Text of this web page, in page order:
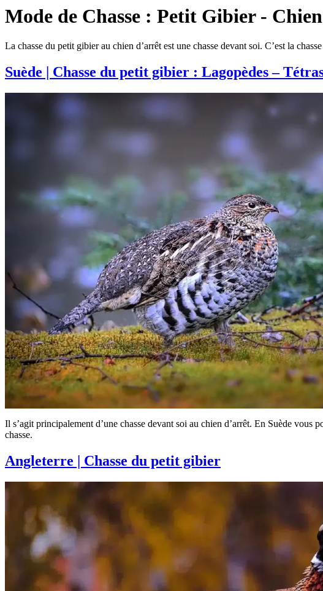
Mode de Chasse : Petit Gibier -
La chasse du petit gibier au chien d’arrêt est une chasse devant soi. C’est la
Suède | Chasse du petit gibier : Lagopèdes –
Il s’agit principalement d’une chasse devant soi au chien d’arrêt. En Suède vous
chasse.
Angleterre | Chasse du petit gibier